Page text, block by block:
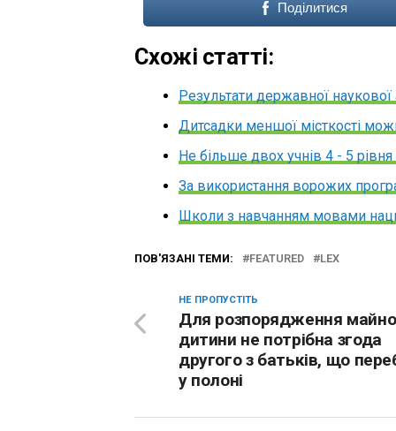
Поділитися
Схожі статті:
Результати державної
Дитсадки меншої місткості
Не більше двох учнів 4 - 5
За використання ворожих
Школи з навчанням мовами
ПОВ'ЯЗАНІ ТЕМИ: FEATURED LEX
НЕ ПРОПУСТІТЬ
Для розпорядження
дитини не потрібна згода
другого з батьків, що
у полоні